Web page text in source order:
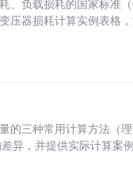
、负载损耗的国家标准
压器损耗计算实例表格
的三种常用计算方法（
异，并提供实际计算